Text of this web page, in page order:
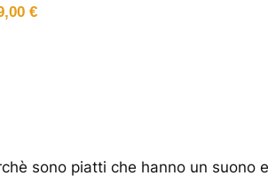
€
sono piatti che hanno un suono